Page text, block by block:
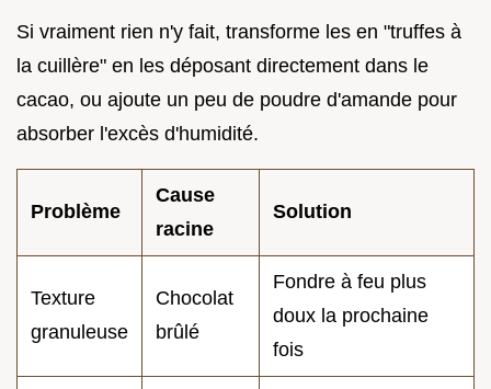
Si vraiment rien n'y fait, transforme les en "truffes à
la cuillère" en les déposant directement dans le
cacao, ou ajoute un peu de poudre d'amande pour
absorber l'excès d'humidité.
Problème
Cause
racine
Solution
Texture
granuleuse
Chocolat
brûlé
Fondre à feu plus
doux la prochaine
fois